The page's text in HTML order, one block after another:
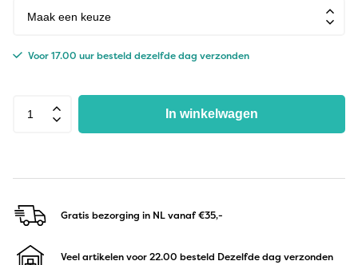
Voor 17.00 uur besteld dezelfde dag verzonden
In winkelwagen
Gratis bezorging in NLvanaf €35,-
Veel artikelen voor 22.00 besteld Dezelfde dag verzonden